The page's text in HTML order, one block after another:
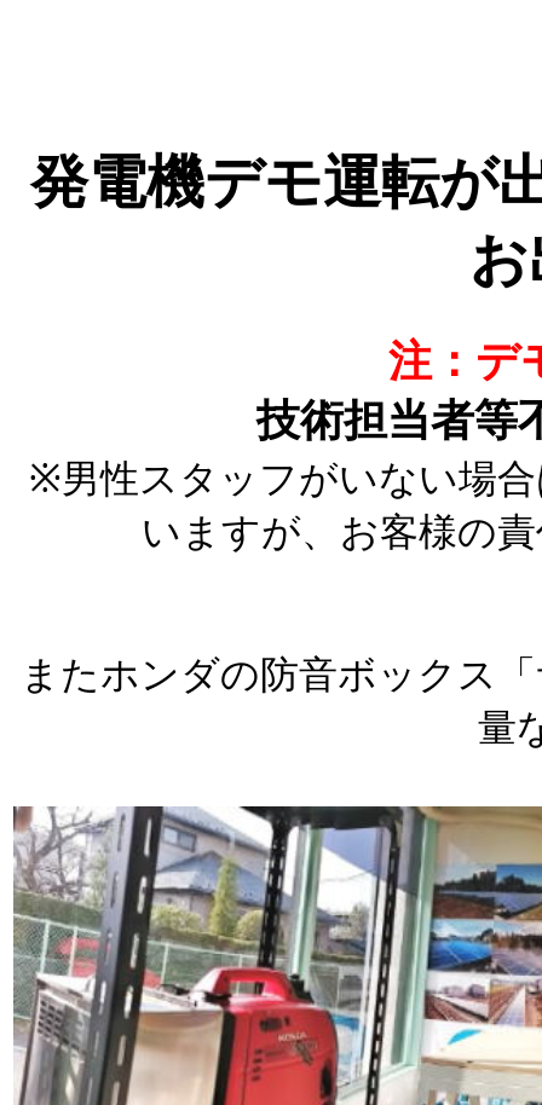
発電機デモ運転が
注：デ
技術担当者等
※男性スタッフがいない場
いますが、お客様の
またホンダの防音ボックス
量